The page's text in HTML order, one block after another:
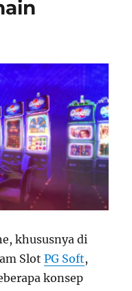
khususnya di
SlotPG Soft,
konsep